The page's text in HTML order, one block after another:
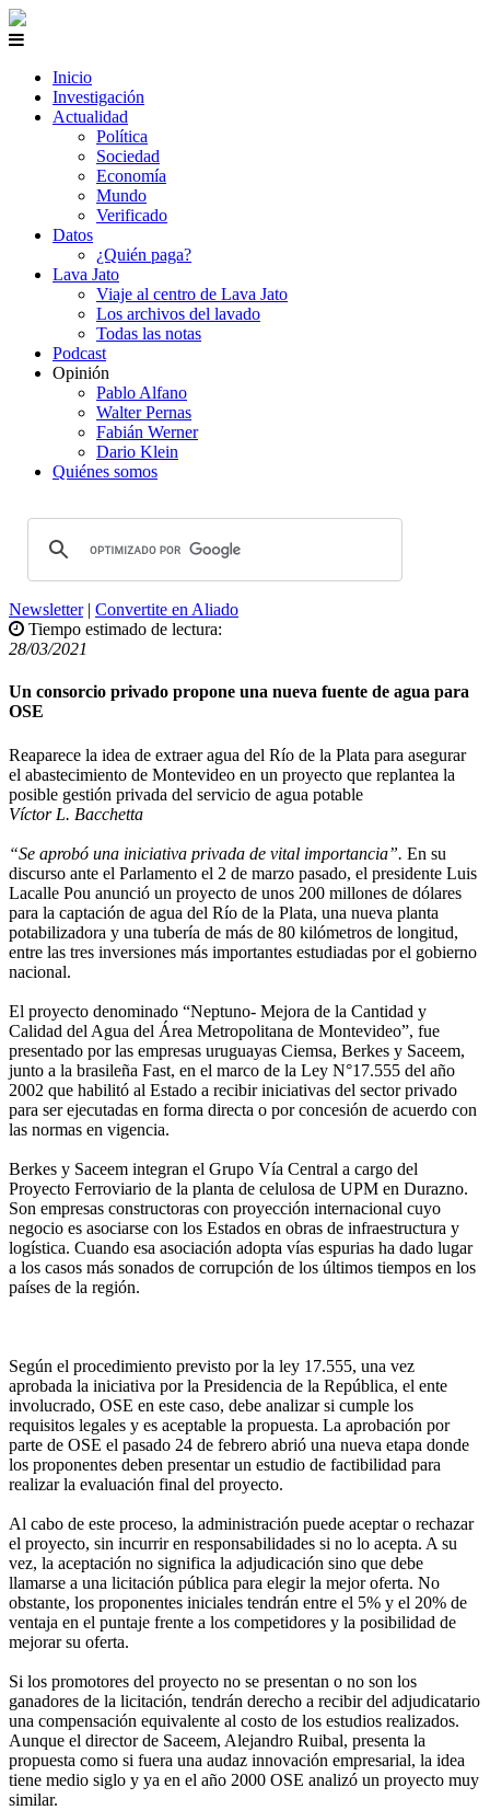
Inicio
Investigación
Actualidad
Política
Sociedad
Economía
Mundo
Verificado
Datos
¿Quién paga?
Lava Jato
Viaje al centro de Lava Jato
Los archivos del lavado
Todas las notas
Podcast
Opinión
Pablo Alfano
Walter Pernas
Fabián Werner
Dario Klein
Quiénes somos
Newsletter| Convertite en Aliado
Tiempo estimado de lectura:
28/03/2021
Un consorcio privado propone una nueva fuente de agua para
OSE
Reaparece la idea de extraer agua del Río de la Plata para asegurar
el abastecimiento de Montevideo en un proyecto que replantea la
posible gestión privada del servicio de agua potable
Víctor L. Bacchetta
“Se aprobó una iniciativa privada de vital importancia”. En su
discurso ante el Parlamento el 2 de marzo pasado, el presidente Luis
Lacalle Pou anunció un proyecto de unos 200 millones de dólares
para la captación de agua del Río de la Plata, una nueva planta
potabilizadora y una tubería de más de 80 kilómetros de longitud,
entre las tres inversiones más importantes estudiadas por el gobierno
nacional.
El proyecto denominado “Neptuno- Mejora de la Cantidad y
Calidad del Agua del Área Metropolitana de Montevideo”, fue
presentado por las empresas uruguayas Ciemsa, Berkes y Saceem,
junto a la brasileña Fast, en el marco de la Ley N°17.555 del año
2002 que habilitó al Estado a recibir iniciativas del sector privado
para ser ejecutadas en forma directa o por concesión de acuerdo con
las normas en vigencia.
Berkes y Saceem integran el Grupo Vía Central a cargo del
Proyecto Ferroviario de la planta de celulosa de UPM en Durazno.
Son empresas constructoras con proyección internacional cuyo
negocio es asociarse con los Estados en obras de infraestructura y
logística. Cuando esa asociación adopta vías espurias ha dado lugar
a los casos más sonados de corrupción de los últimos tiempos en los
países de la región.
Según el procedimiento previsto por la ley 17.555, una vez
aprobada la iniciativa por la Presidencia de la República, el ente
involucrado, OSE en este caso, debe analizar si cumple los
requisitos legales y es aceptable la propuesta. La aprobación por
parte de OSE el pasado 24 de febrero abrió una nueva etapa donde
los proponentes deben presentar un estudio de factibilidad para
realizar la evaluación final del proyecto.
Al cabo de este proceso, la administración puede aceptar o rechazar
el proyecto, sin incurrir en responsabilidades si no lo acepta. A su
vez, la aceptación no significa la adjudicación sino que debe
llamarse a una licitación pública para elegir la mejor oferta. No
obstante, los proponentes iniciales tendrán entre el 5% y el 20% de
ventaja en el puntaje frente a los competidores y la posibilidad de
mejorar su oferta.
Si los promotores del proyecto no se presentan o no son los
ganadores de la licitación, tendrán derecho a recibir del adjudicatario
una compensación equivalente al costo de los estudios realizados.
Aunque el director de Saceem, Alejandro Ruibal, presenta la
propuesta como si fuera una audaz innovación empresarial, la idea
tiene medio siglo y ya en el año 2000 OSE analizó un proyecto muy
similar.